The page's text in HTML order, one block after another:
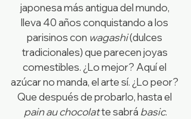
japonesa más antigua del mundo,
lleva 40 años conquistando a los
parisinos con wagashi (dulces
tradicionales) que parecen joyas
comestibles. ¿Lo mejor? Aquí el
azúcar no manda, el arte sí. ¿Lo peor?
Que después de probarlo, hasta el
pain au chocolat te sabrá basic.